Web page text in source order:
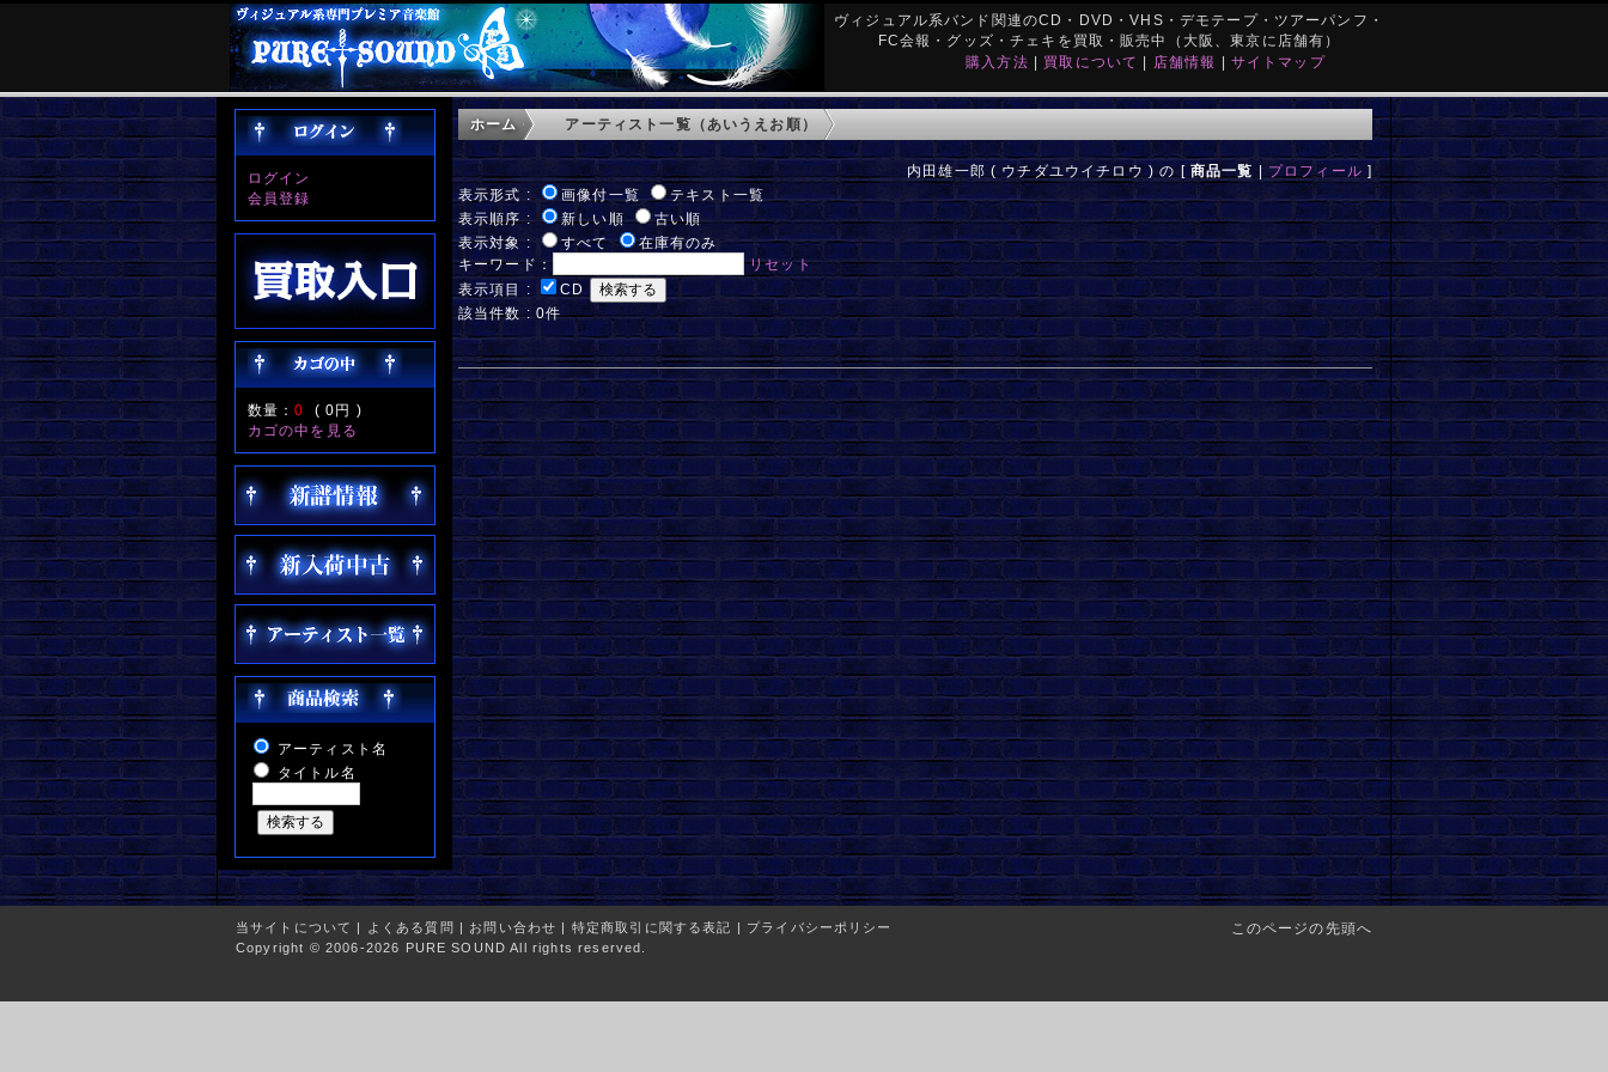
ヴィジュアル系バンド関連のCD・DVD・VHS・デモテープ・ツアーパンフ・
FC会報・グッズ・チェキを買取・販売中（大阪、東京に店舗有）
購入方法 | 買取について | 店舗情報 | サイトマップ
ログイン
会員登録
数量：0 (0円 )
カゴの中を見る
アーティスト名
タイトル名
ホーム アーティスト一覧（あいうえお順）
内田雄一郎 ( ウチダユウイチロウ ) の [ 商品一覧 | プロフィール ]
表示形式 :
画像付一覧
テキスト一覧
表示順序 :
新しい順
古い順
表示対象 :
すべて
在庫有のみ
キーワード：
リセット
表示項目 :
CD
該当件数 : 0件
このページの先頭へ
当サイトについて | よくある質問 | お問い合わせ | 特定商取引に関する表記 | プライバシーポリシー
Copyright © 2006-2026 PURE SOUND All rights reserved.